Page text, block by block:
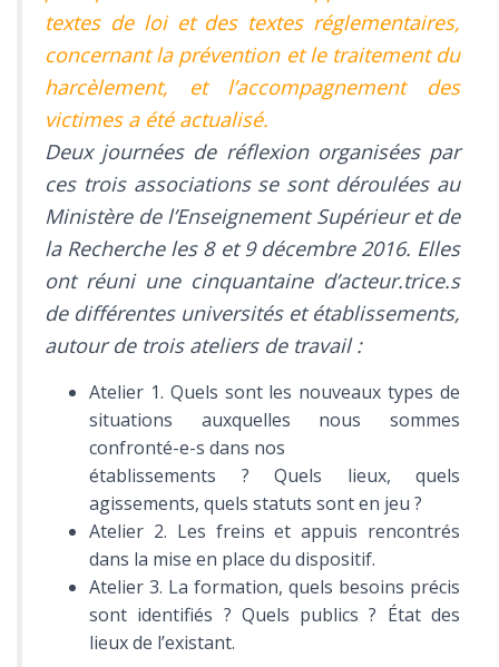
textes de loi et des textes réglementaires,
concernant la prévention et le traitement du
harcèlement, et l’accompagnement des
victimes a été actualisé.
Deux journées de réflexion organisées par
ces trois associations se sont déroulées au
Ministère de l’Enseignement Supérieur et de
la Recherche les 8 et 9 décembre 2016. Elles
ont réuni une cinquantaine d’acteur.trice.s
de différentes universités et établissements,
autour de trois ateliers de travail :
Atelier 1. Quels sont les nouveaux types de
situations auxquelles nous sommes
confronté-e-s dans nos
établissements ? Quels lieux, quels
agissements, quels statuts sont en jeu ?
Atelier 2. Les freins et appuis rencontrés
dans la mise en place du dispositif.
Atelier 3. La formation, quels besoins précis
sont identifiés ? Quels publics ? État des
lieux de l’existant.